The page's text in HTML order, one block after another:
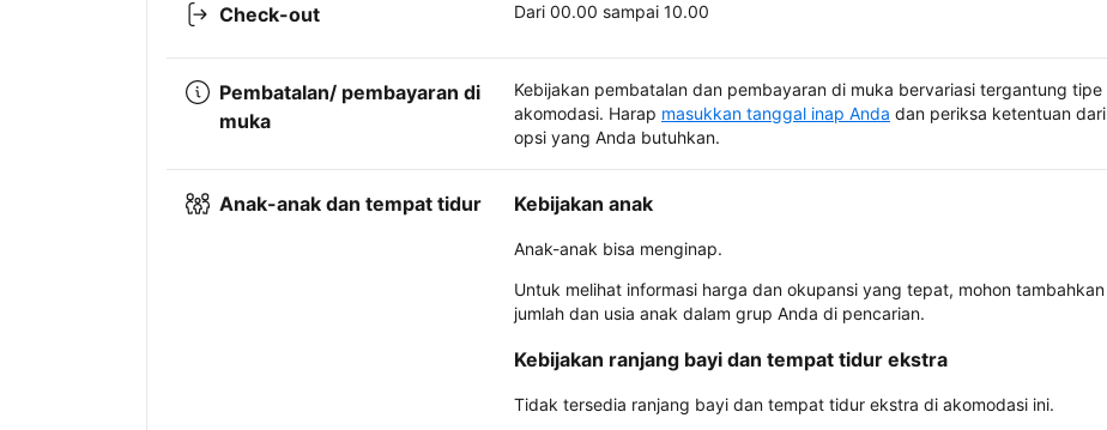
Check-out Dari 00.00 sampai 10.00
Pembatalan/ pembayaran di
muka
Kebijakan pembatalan dan pembayaran di muka bervariasi tergantung tipe
akomodasi. Harap masukkan tanggal inap Anda dan periksa ketentuan dari
opsi yang Anda butuhkan.
Anak-anak dan tempat tidur Kebijakan anak
Anak-anak bisa menginap.
Untuk melihat informasi harga dan okupansi yang tepat, mohon tambahkan
jumlah dan usia anak dalam grup Anda di pencarian.
Kebijakan ranjang bayi dan tempat tidur ekstra
Tidak tersedia ranjang bayi dan tempat tidur ekstra di akomodasi ini.